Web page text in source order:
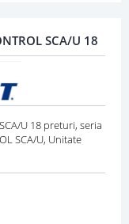
SCA/U 18
U 18 preturi, seria
SCA/U, Unitate